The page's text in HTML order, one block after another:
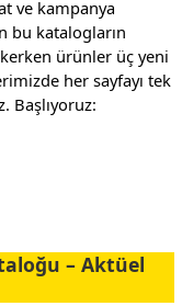
ve kampanya
bu katalogların
ürünler üç yeni
her sayfayı tek
Başlıyoruz:
– Aktüel